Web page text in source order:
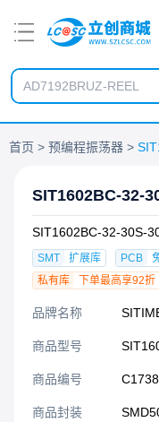
首页 预编程振荡器
SIT1602BC-32-30S-
SMT 扩展库 PCB
私有库
下单最高享92折
品牌名称
商品型号
商品编号
商品封装